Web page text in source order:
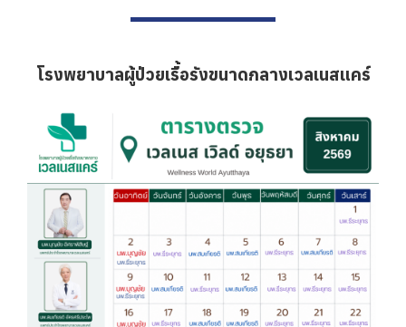
โรงพยาบาลผู้ป่วยเรื้อรังขนาดกลางเวลเนสแคร์